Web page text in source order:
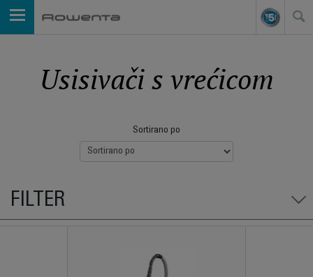
Usisivači s vrećicom
Sortirano po
FILTER